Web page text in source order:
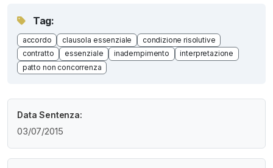
Tag:
accordo clausola essenziale
condizione risolutive
contratto
essenziale inadempimento
interpretazione
patto non concorrenza
Data Sentenza:
03/07/2015